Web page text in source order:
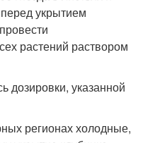
укрытием
растений раствором
дозировки, указанной
регионах холодные,